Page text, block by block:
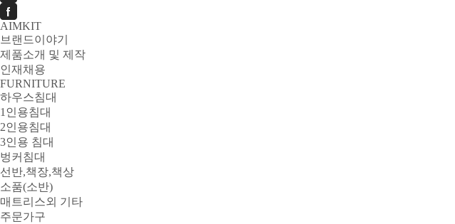
AIMKIT
브랜드이야기
제품소개 및 제작
인재채용
FURNITURE
하우스침대
1인용침대
2인용침대
3인용 침대
벙커침대
선반,책장,책상
소품(소반)
매트리스외 기타
주문가구